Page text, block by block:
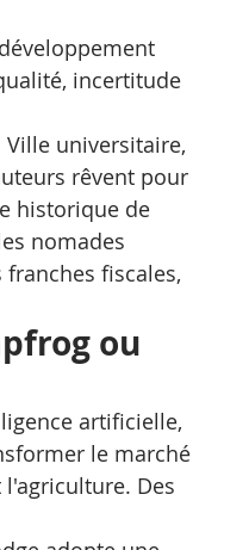
incertitude
universitaire,
rêvent pour
historique de
nomades
fiscales,
ou
artificielle,
le marché
Des